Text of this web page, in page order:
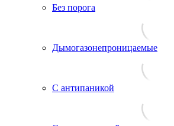
Без порога
Дымогазонепроницаемые
С антипаникой